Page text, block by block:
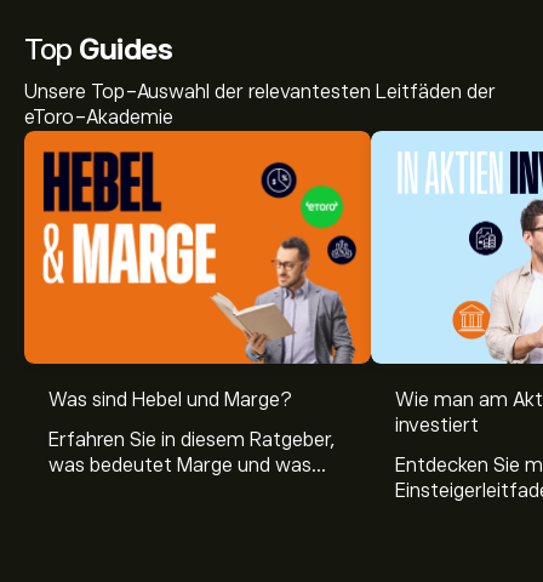
Top Guides
Unsere Top-Auswahl der relevantesten Leitfäden der
eToro-Akademie
Was sind Hebel und Marge?
Erfahren Sie in diesem Ratgeber,
was bedeutet Marge und was
Wie man am
investiert
Entdecken Sie